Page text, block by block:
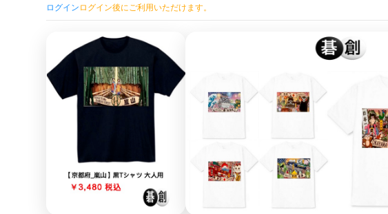
ログイン ログイン後にご利用いただけます。